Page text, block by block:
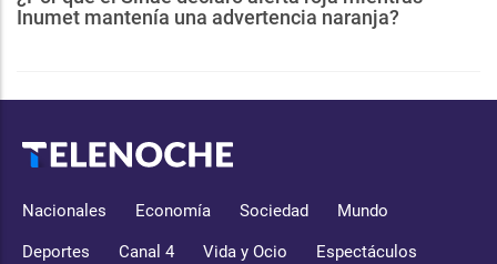
Inumet mantenía una advertencia naranja?
Nacionales Economía Sociedad Mundo
Deportes Canal 4 Vida y Ocio Espectáculos